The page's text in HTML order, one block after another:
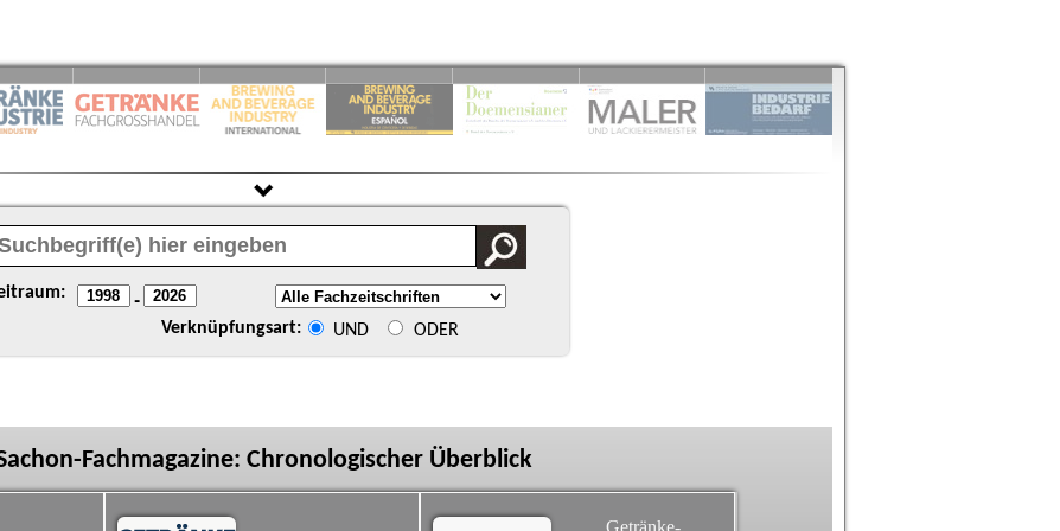
-
Verknüpfungsart: UND ODER
Fachmagazine: Chronologischer Überblick
Getränke-